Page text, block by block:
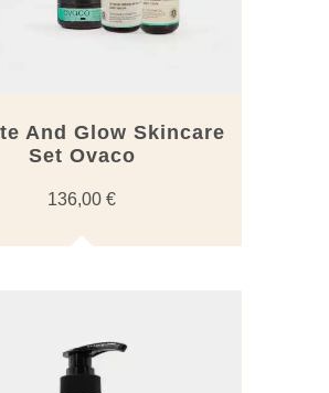
And Glow Skincare
Set Ovaco
136,00 €